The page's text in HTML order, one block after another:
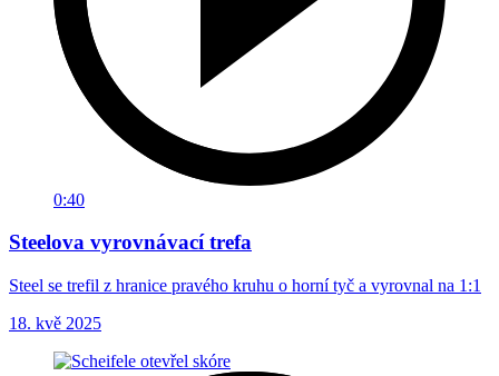
0:40
Steelova vyrovnávací trefa
Steel se trefil z hranice pravého kruhu o horní tyč a vyrovnal na 1:1
18. kvě 2025